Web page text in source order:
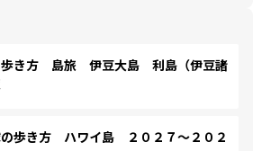
き方 島旅 伊豆大島 利島（伊豆諸
歩き方 ハワイ島 ２０２７～２０２